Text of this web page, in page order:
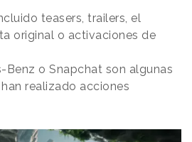
teasers, trailers, el
original o activaciones de
Benz o Snapchat son algunas
realizado acciones